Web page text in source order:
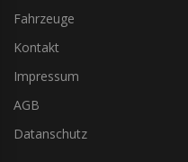
Fahrzeuge
Kontakt
Impressum
AGB
Datanschutz